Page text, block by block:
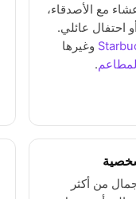
مع الأصدقاء،
احتفال عائلي.
وغيرها
.
من أكثر